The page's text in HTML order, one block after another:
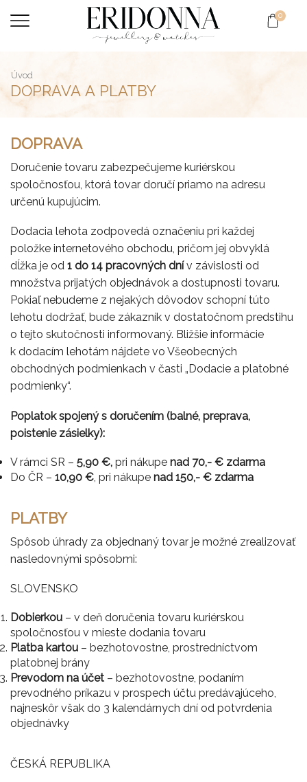
0
Úvod
DOPRAVA A PLATBY
DOPRAVA
Doručenie tovaru zabezpečujeme kuriérskou
spoločnosťou, ktorá tovar doručí priamo na adresu
určenú kupujúcim.
Dodacia lehota zodpovedá označeniu pri každej
položke internetového obchodu, pričom jej obvyklá
dĺžka je od 1 do 14 pracovných dnív závislosti od
množstva prijatých objednávok a dostupnosti tovaru.
Pokiaľ nebudeme z nejakých dôvodov schopní túto
lehotu dodržať, bude zákazník v dostatočnom predstihu
o tejto skutočnosti informovaný. Bližšie informácie
k dodacím lehotám nájdete vo Všeobecných
obchodných podmienkach v časti „Dodacie a platobné
podmienky“.
Poplatok spojený s doručením (balné, preprava,
poistenie zásielky):
V rámci SR – 5,90 €, pri nákupe nad 70,- € zdarma
Do ČR – 10,90 € , pri nákupe nad 150,- € zdarma
PLATBY
Spôsob úhrady za objednaný tovar je možné zrealizovať
nasledovnými spôsobmi:
SLOVENSKO
Dobierkou – v deň doručenia tovaru kuriérskou
spoločnosťou v mieste dodania tovaru
Platba kartou – bezhotovostne, prostredníctvom
platobnej brány
Prevodom na účet – bezhotovostne, podaním
prevodného príkazu v prospech účtu predávajúceho,
najneskôr však do 3 kalendárnych dní od potvrdenia
objednávky
ČESKÁ REPUBLIKA